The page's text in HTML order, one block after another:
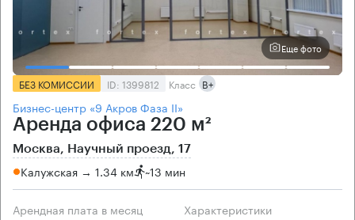
Еще фото
БЕЗ КОМИССИИ ID: 1399812 Класс B+
Бизнес-центр «9 Акров Фаза II»
Аренда офиса 220 м²
Москва, Научный проезд, 17
Калужская → 1.34 км ~13 мин
Арендная плата в месяц Характеристики